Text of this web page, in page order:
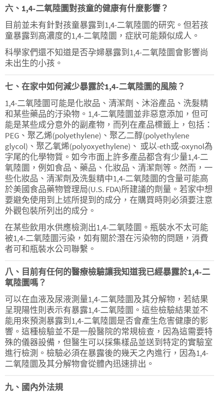
六、1,4-二氧陸圜對孩童的健康有什麼影響？
目前並未有針對孩童暴露到1,4-二氧陸圜的研究。但若孩
童暴露到高濃度的1,4-二氧陸圜，症狀可能類似成人。
科學家們還不知道是否孕婦暴露到1,4-二氧陸圜會影響尚
未出生的小孩。
七、在家中如何減少暴露於1,4-二氧陸圜的風險？
1,4-二氧陸圜可能是化妝品、清潔劑、沐浴產品、洗髮精
和某些藥品的汙染物。1,4-二氧陸圜並非惡意添加，但可
能是某些成分意外的副產物，而列在產品標籤上，包括：
PEG、聚乙烯(polyethylene)、聚乙二醇(polyethylene
glycol)、聚乙氧烯(polyoxyethylene)、 或以-eth或-oxynol為
字尾的化學物質。如今市面上許多產品都含有少量1,4-二
氧陸圜，例如食品、藥品、化妝品、清潔劑等。然而，一
些化妝品、清潔劑及洗髮精中1,4-二氧陸圜的含量可能高
於美國食品藥物管理局(U.S. FDA)所建議的劑量。若家中想
要避免使用到上述所提到的成分，在購買時則必須要注意
外觀包裝所列出的成分。
在某些飲用水供應檢測出1,4-二氧陸圜。瓶裝水不太可能
被1,4-二氧陸圜污染，如有關於潛在污染物的問題，消費
者可和瓶裝水公司聯繫。
八、目前有任何的醫療檢驗讓我知道我已經暴露於1,4-二
氧陸圜嗎？
可以在血液及尿液測量1,4-二氧陸圜及其分解物，若結果
呈現陽性則表示有暴露1,4-二氧陸圜。這些檢驗結果並不
能用來預測暴露到1,4-二氧陸圜是否會產生危害健康的影
響。這種檢驗並不是一般醫院的常規檢查，因為這需要特
殊的儀器設備，但醫生可以採集樣品並送到特定的實驗室
進行檢測。檢驗必須在暴露後的幾天之內進行，因為1,4-
二氧陸圜及其分解物會從體內迅速排出。
九、國內外法規